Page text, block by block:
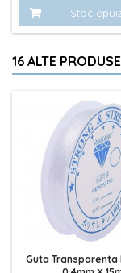
Stoc
16 ALTE
Guta Transparenta